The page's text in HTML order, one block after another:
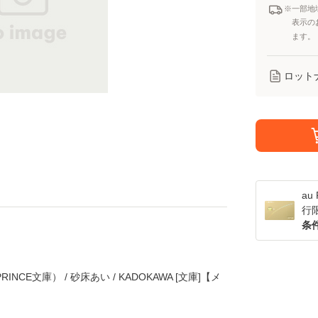
※一部地
表示の
ます。
ロット
au
行
条
文庫） / 砂床あい / KADOKAWA [文庫]【メ